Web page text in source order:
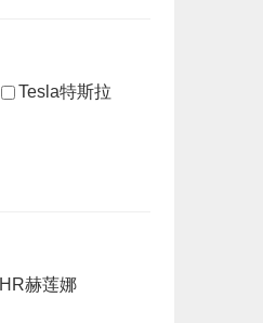
Tesla特斯拉
HR赫莲娜